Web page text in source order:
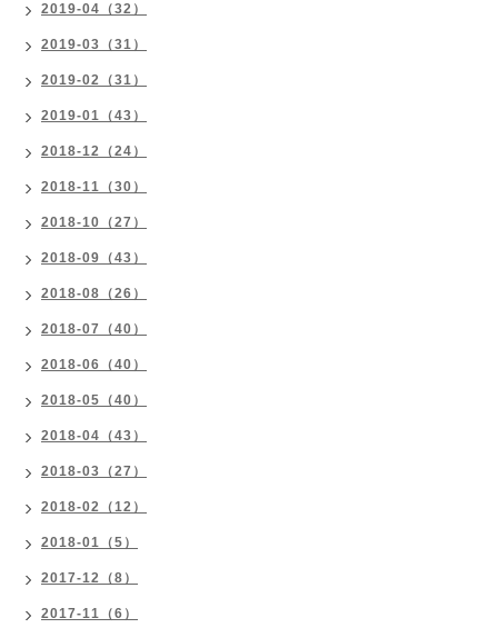
2019-04（32）
2019-03（31）
2019-02（31）
2019-01（43）
2018-12（24）
2018-11（30）
2018-10（27）
2018-09（43）
2018-08（26）
2018-07（40）
2018-06（40）
2018-05（40）
2018-04（43）
2018-03（27）
2018-02（12）
2018-01（5）
2017-12（8）
2017-11（6）